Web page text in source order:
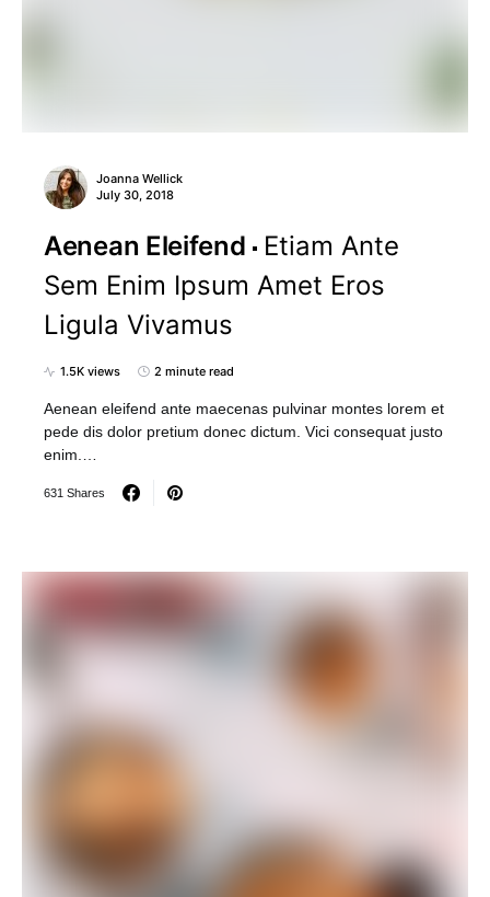
Joanna Wellick
July 30, 2018
Aenean Eleifend
Etiam Ante
Sem Enim Ipsum Amet Eros
Ligula Vivamus
1.5K views 2 minute read
Aenean eleifend ante maecenas pulvinar montes lorem et
pede dis dolor pretium donec dictum. Vici consequat justo
enim.…
631 Shares